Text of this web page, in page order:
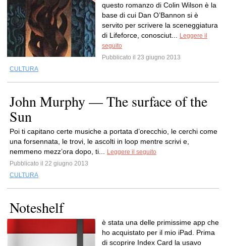
questo romanzo di Colin Wilson è la
base di cui Dan O’Bannon si è
servito per scrivere la sceneggiatura
di Lifeforce, conosciut...
Leggere il
seguito
Pubblicato il 23 giugno 2013
CULTURA
John Murphy — The surface of the
Sun
Poi ti capitano certe musiche a portata d’orecchio, le cerchi come
una forsennata, le trovi, le ascolti in loop mentre scrivi e,
nemmeno mezz’ora dopo, ti...
Leggere il seguito
Pubblicato il 22 giugno 2013
CULTURA
Noteshelf
è stata una delle primissime app che
ho acquistato per il mio iPad. Prima
di scoprire Index Card la usavo